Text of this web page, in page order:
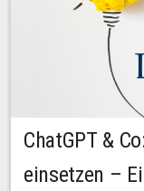
ChatGPT &
einsetzen –